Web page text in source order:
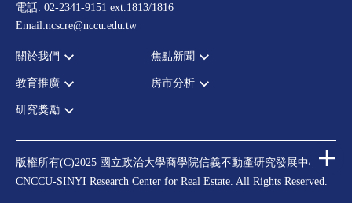
電話: 02-2341-9151 ext.1813/1816
Email:ncscre@nccu.edu.tw
關於我們
宗旨願景
設置辦法
指導委員
中心成員
聯絡我們
焦點新聞
全部新聞
法律新訊
教育推廣
全部活動
理財規劃講座
不動產學程支援
房市分析
研究獎勵
住宅學會論文獎支援
都市計劃學會論文獎支援
版權所有(C)2025 國立政治大學商學院信義不動產研究發展中心
CNCCU-SINYI Research Center for Real Estate. All Rights Reserved.